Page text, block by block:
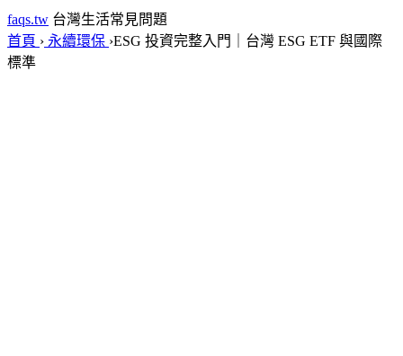
faqs.tw 台灣生活常見問題
首頁 › 永續環保 ›ESG 投資完整入門｜台灣 ESG ETF 與國際
標準